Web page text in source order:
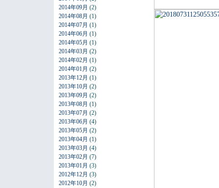
2014年09月 (2)
2014年08月 (1)
2014年07月 (1)
2014年06月 (1)
2014年05月 (1)
2014年03月 (2)
2014年02月 (1)
2014年01月 (2)
2013年12月 (1)
2013年10月 (2)
2013年09月 (2)
2013年08月 (1)
2013年07月 (2)
2013年06月 (4)
2013年05月 (2)
2013年04月 (1)
2013年03月 (4)
2013年02月 (7)
2013年01月 (3)
2012年12月 (3)
2012年10月 (2)